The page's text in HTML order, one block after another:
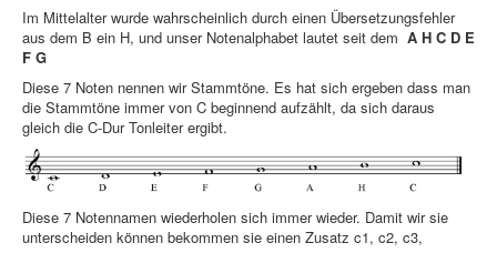
Im Mittelalter wurde wahrscheinlich durch einen Übersetzungsfehler
aus dem B ein H, und unser Notenalphabet lautet seit dem A H C D E
F G
Diese 7 Noten nennen wir Stammtöne. Es hat sich ergeben dass man
die Stammtöne immer von C beginnend aufzählt, da sich daraus
gleich die C-Dur Tonleiter ergibt.
Diese 7 Notennamen wiederholen sich immer wieder. Damit wir sie
unterscheiden können bekommen sie einen Zusatz c1, c2, c3,